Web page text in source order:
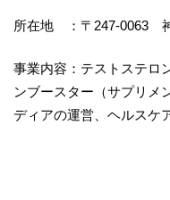
所在地 ：〒247-0063
事業内容：テストステロ
ンブースター（サプリメ
ディアの運営、ヘルスケ